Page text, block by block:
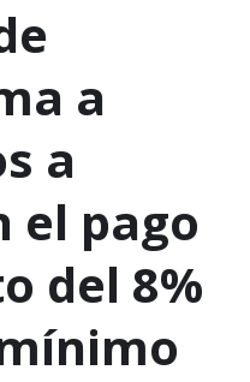
a
a
el pago
del 8%